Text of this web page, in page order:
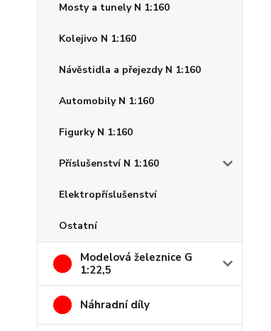
Mosty a tunely N 1:160
Kolejivo N 1:160
Návěstidla a přejezdy N 1:160
Automobily N 1:160
Figurky N 1:160
Příslušenství N 1:160
Elektropříslušenství
Ostatní
Modelová železnice G
1:22,5
Náhradní díly